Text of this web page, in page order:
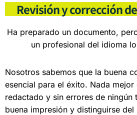
Revisión y corrección
Ha preparado un documento,
un profesional del idioma
Nosotros sabemos que la buena
esencial para el éxito. Nada
redactado y sin errores de ningún
buena impresión y distinguirse del